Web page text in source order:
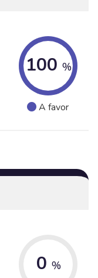
100 %
A favor
0 %